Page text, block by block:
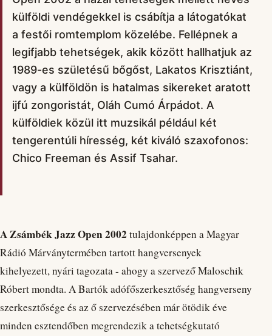
külföldi vendégekkel is csábítja a látogatókat
a festői romtemplom közelébe. Fellépnek a
legifjabb tehetségek, akik között hallhatjuk az
1989-es születésű bőgőst, Lakatos Krisztiánt,
vagy a külföldön is hatalmas sikereket aratott
ijfú zongoristát, Oláh Cumó Árpádot. A
külföldiek közül itt muzsikál például két
tengerentúli híresség, két kiváló szaxofonos:
Chico Freeman és Assif Tsahar.
A Zsámbék Jazz Open 2002tulajdonképpen a Magyar
Rádió Márványtermében tartott hangversenyek
kihelyezett, nyári tagozata - ahogy a szervező Maloschik
Róbert mondta. A Bartók adófőszerkesztőség hangverseny
szerkesztősége és az ő szervezésében már ötödik éve
minden esztendőben megrendezik a tehetségkutató